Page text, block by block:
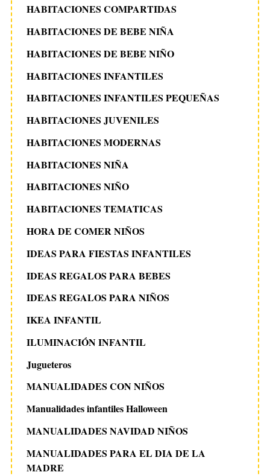
HABITACIONES COMPARTIDAS
HABITACIONES DE BEBE NIÑA
HABITACIONES DE BEBE NIÑO
HABITACIONES INFANTILES
HABITACIONES INFANTILES PEQUEÑAS
HABITACIONES JUVENILES
HABITACIONES MODERNAS
HABITACIONES NIÑA
HABITACIONES NIÑO
HABITACIONES TEMATICAS
HORA DE COMER NIÑOS
IDEAS PARA FIESTAS INFANTILES
IDEAS REGALOS PARA BEBES
IDEAS REGALOS PARA NIÑOS
IKEA INFANTIL
ILUMINACIÓN INFANTIL
Jugueteros
MANUALIDADES CON NIÑOS
Manualidades infantiles Halloween
MANUALIDADES NAVIDAD NIÑOS
MANUALIDADES PARA EL DIA DE LA
MADRE